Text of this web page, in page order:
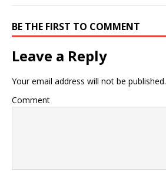
BE THE FIRST TO COMMENT
Leave a Reply
Your email address will not be published.
Comment